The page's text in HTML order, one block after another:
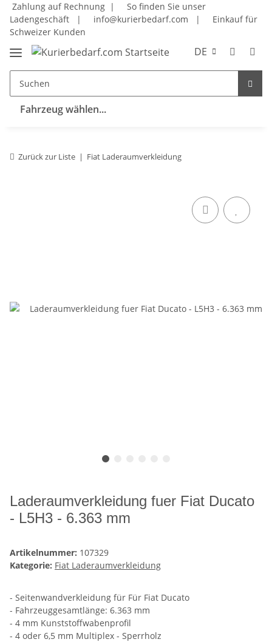
Zahlung auf Rechnung |
So finden Sie unser
Ladengeschäft
| info@kurierbedarf.com |
Einkauf für
Schweizer Kunden
DE
Fahrzeug wählen...
Zurück zur Liste Fiat Laderaumverkleidung
Laderaumverkleidung fuer Fiat Ducato
- L5H3 - 6.363 mm
Artikelnummer: 107329
Kategorie: Fiat Laderaumverkleidung
- Seitenwandverkleidung für Für Fiat Ducato
- Fahrzeuggesamtlänge: 6.363 mm
- 4 mm Kunststoffwabenprofil
- 4 oder 6,5 mm Multiplex - Sperrholz